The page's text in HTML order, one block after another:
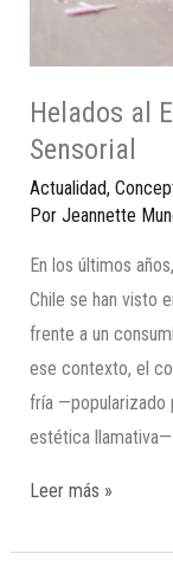
Helados al
Sensorial
Actualidad,
Por Jeannette
En los últimos
Chile se han visto
frente a un
ese contexto, el
fría —popularizado
estética
Leer más »